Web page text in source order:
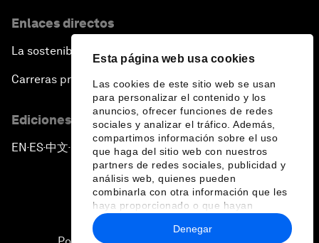
Esta página web usa cookies
Las cookies de este sitio web se usan
para personalizar el contenido y los
anuncios, ofrecer funciones de redes
sociales y analizar el tráfico. Además,
compartimos información sobre el uso
que haga del sitio web con nuestros
partners de redes sociales, publicidad y
análisis web, quienes pueden
combinarla con otra información que les
haya proporcionado o que hayan
recopilado a partir del uso que haya
hecho de sus servicios.
Denegar
Enlaces directos
La sostenibilidad en el Foro
Carreras profesionales
Ediciones en otros idiomas
EN ▪ES▪中文▪ 日本語